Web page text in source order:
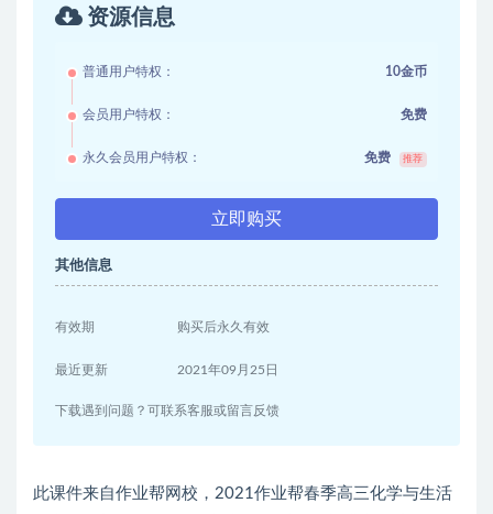
资源信息
普通用户特权： 10金币
会员用户特权： 免费
永久会员用户特权： 免费 推荐
立即购买
其他信息
有效期 购买后永久有效
最近更新 2021年09月25日
下载遇到问题？可联系客服或留言反馈
此课件来自作业帮网校，2021作业帮春季高三化学与生活